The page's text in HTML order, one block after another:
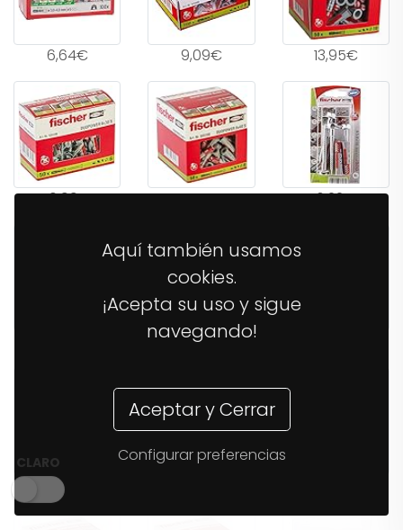
6,64€ 9,09€ 13,95€
10,99€ 14,75€ 6,22€
8,77€
34,68€
Aquí también usamos
cookies.
¡Acepta su uso y sigue
navegando!
Aceptar y Cerrar
Configurar preferencias
CLARO